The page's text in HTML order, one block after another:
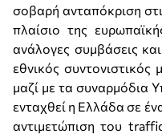
σοβαρή ανταπόκριση
πλαίσιο της
ανάλογες συμβάσεις
εθνικός
μαζί με τα συναρμόδια
ενταχθεί η Ελλάδα σε
αντιμετώπιση του